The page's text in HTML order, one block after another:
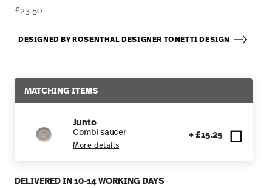
£23.50
DESIGNED BY ROSENTHAL DESIGNER TONETTI DESIGN
MATCHING ITEMS
Junto
Combi saucer
More details
+ £15.25
DELIVERED IN 10-14 WORKING DAYS